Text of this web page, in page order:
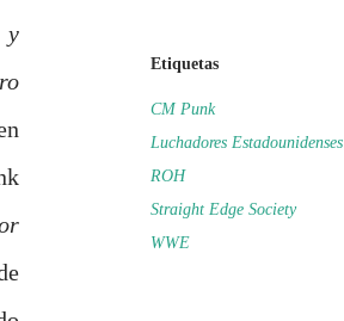
y
Etiquetas
CM Punk
Luchadores Estadounidenses
ROH
Straight Edge Society
WWE